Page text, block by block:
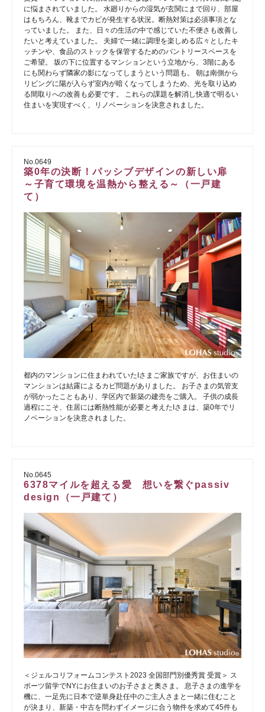
に悩まされていました。 水廻りからの湿気が玄関にまで回り、部屋
はもちろん、靴までカビが発生する状況。断熱対策は必須事項とな
っていました。 また、日々の生活の中で感じていた不便さも改善し
たいと考えていました。 夫婦で一緒に調理を楽しめる広々としたキ
ッチンや、食品のストックを保管するためのパントリースペースを
ご希望。 坂の下に位置するマンションという立地から、3階にある
にも関わらず隣家の影になってしまうという問題も。 朝は南側から
リビングに陽が入らず室内が暗くなってしまうため、光を取り込め
る間取りへの改善も必要です。 これらの課題を解消し快適で明るい
住まいを実現すべく、リノベーションを決意されました。
No.0649
築0年の決断！パッシブデザインの新しい扉
～子育て環境を温熱から整える～（一戸建
て）
都内のマンションに住まわれていたIさまご家族ですが、お住まいの
マンションは結露によるカビ問題がありました。 お子さまの気管支
が弱かったこともあり、学区内で新築の建売をご購入。 子供の成長
過程にこそ、住居には断熱性能が必要と考えたIさまは、築0年でリ
ノベーションを決意されました。
No.0645
6378マイルを超える愛 想いを繋ぐpassiv
design（一戸建て）
＜ジェルコリフォームコンテスト2023 全国部門別優秀賞 受賞＞ ス
ポーツ留学でNYにお住まいのお子さまと奥さま。 息子さまの進学を
機に、一足先に日本で逆単身赴任中のご主人さまと一緒に住むこと
が決まり、新築・中古を問わずイメージに合う物件を求めて45件も